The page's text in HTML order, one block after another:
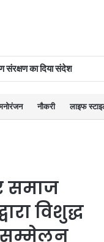
संरक्षण का दिया संदेश
नौकरी लाइफ
समाज
विशुद्ध
सम्मेलन